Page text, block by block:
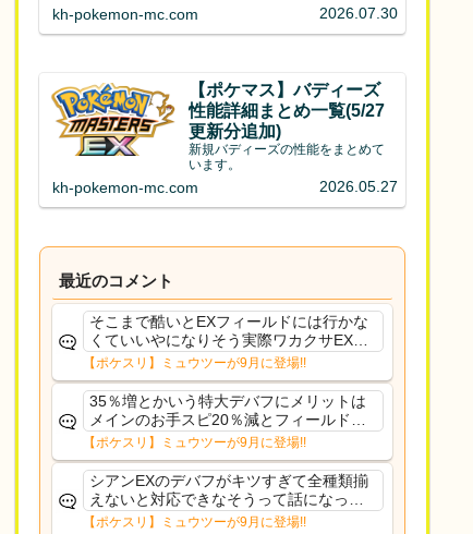
kh-pokemon-mc.com 2026.07.30
【ポケマス】バディーズ
性能詳細まとめ一覧(5/27
更新分追加)
新規バディーズの性能をまとめて
います。
kh-pokemon-mc.com 2026.05.27
最近のコメント
そこまで酷いとEXフィールドには行かな
くていいやになりそう実際ワカクサEXで
さえあんまり行ってないや
【ポケスリ】ミュウツーが9月に登場!!
35％増とかいう特大デバフにメリットは
メインのお手スピ20％減とフィールド効
果のみフェアリーノーマルとか引いたら
まともに料理も作れないし終わり控えめ
に言ってカス
【ポケスリ】ミュウツーが9月に登場!!
シアンEXのデバフがキツすぎて全種類揃
えないと対応できなそうって話になって
るわ
【ポケスリ】ミュウツーが9月に登場!!